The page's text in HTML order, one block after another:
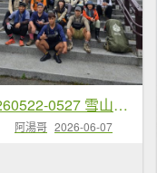
20260522-0527 雪山西稜逆行
阿湯哥 2026-06-07